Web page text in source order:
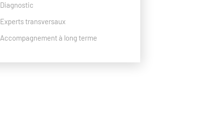
Diagnostic
Experts transversaux
Accompagnement à long terme